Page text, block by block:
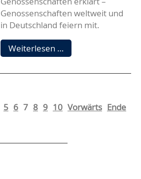
Genossenschaften weltweit und
in Deutschland feiern mit.
Weiterlesen … 2.
Internationales
2025
5 6 7 8 9 10 Vorwärts Ende